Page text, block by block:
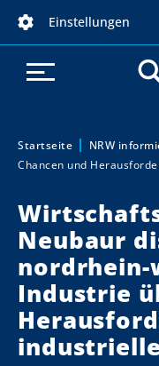
Einstellungen
Sie sind hier:
Startseite NRW
Chancen und
Neubaur
nordrhein-
Industrie